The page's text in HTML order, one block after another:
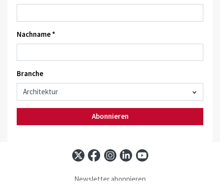
Nachname *
Branche
Abonnieren
Newsletter abonnieren